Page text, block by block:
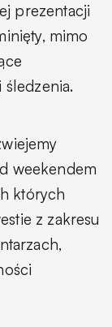
prezentacji
mimo
weekendem
których
z zakresu